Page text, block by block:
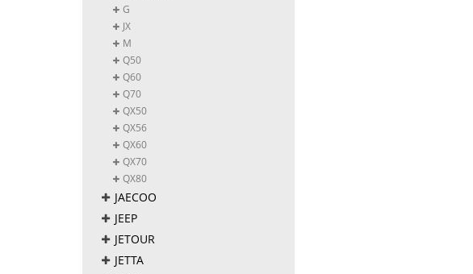
G
JX
M
Q50
Q60
Q70
QX50
QX56
QX60
QX70
QX80
JAECOO
JEEP
JETOUR
JETTA